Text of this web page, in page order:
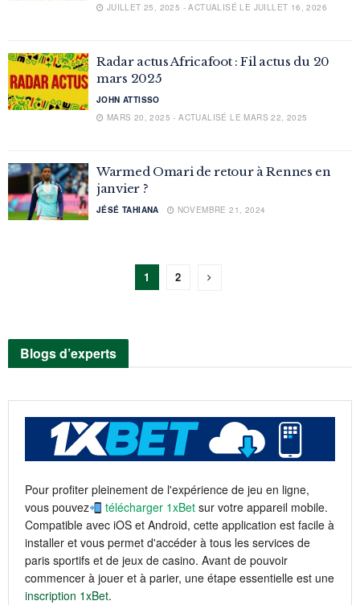
JUILLET 25, 2025 - ACTUALISÉ LE JUILLET 16, 2026
Radar actus Africafoot : Fil actus du 20
mars 2025
JOHN ATTISSO
MARS 20, 2025 - ACTUALISÉ LE MARS 22, 2025
Warmed Omari de retour à Rennes en
janvier ?
JÉSÉ TAHIANA NOVEMBRE 21, 2024
1 2
Blogs d’experts
Pour profiter pleinement de l'expérience de jeu en ligne,
vous pouvez
télécharger 1xBet sur votre appareil mobile.
Compatible avec iOS et Android, cette application est facile à
installer et vous permet d'accéder à tous les services de
paris sportifs et de jeux de casino. Avant de pouvoir
commencer à jouer et à parier, une étape essentielle est une
inscription 1xBet.